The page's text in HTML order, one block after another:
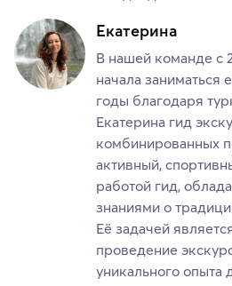
Екатерина
В нашей команде с
начала заниматься
годы благодаря
Екатерина гид
комбинированных
активный,
работой гид,
знаниями о
Её задачей
проведение
уникального опыта